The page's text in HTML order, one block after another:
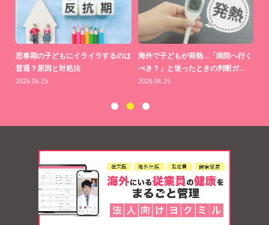
思春期の子どもにイライラするのは
普通？原因と対処法
2026.06.25
海外で子どもが発熱…「病院へ行く
べき？」と迷ったときの判断ガ…
2026.06.25